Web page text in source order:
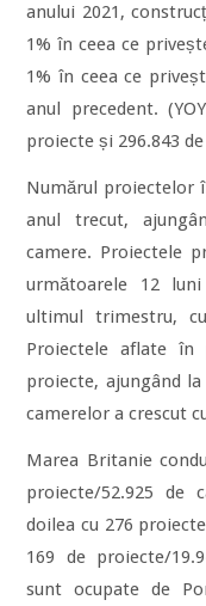
anului 2021,
1% în ceea ce
1% în ceea ce
anul precedent.
proiecte și 296.843
Numărul proiectelor
anul trecut,
camere. Proiectele
următoarele 12
ultimul trimestru,
Proiectele aflate în
proiecte, ajungând
camerelor a crescut
Marea Britanie
proiecte/52.925 de
doilea cu 276
169 de proiecte/
sunt ocupate de